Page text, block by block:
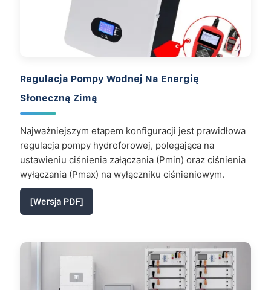
Regulacja Pompy Wodnej Na Energię
Słoneczną Zimą
Najważniejszym etapem konfiguracji jest prawidłowa
regulacja pompy hydroforowej, polegająca na
ustawieniu ciśnienia załączania (Pmin) oraz ciśnienia
wyłączania (Pmax) na wyłączniku ciśnieniowym.
[Wersja PDF]